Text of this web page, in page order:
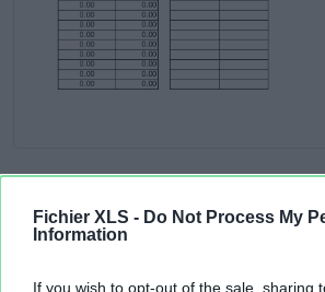
Fichier XLS - Do Not Process My
Information
If you wish to opt-out of the sale, sharing